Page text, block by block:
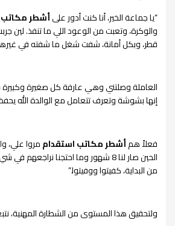
“يا جماعة الخير، أنا كنت أدور علىأشطر مكاتب
والوكرة، وتعبت من الوعود اللي ما تنفذ. لين
قطر، وبكل أمانة، شفت شغل ما شفته في
العاملة وصلتني وهي عارفة كل صغيرة
إنها بشوشة وتعرف تتعامل مع الوالدة الله
فعلاً همأشطر مكاتب استقداممروا علي،
الحين صار لنا 8 شهور وما احتجنا نراجعهم
من البداية، كفيتوا ووفيتوا.”
ولتحقيق هذا المستوى من الشطارة المهنية،